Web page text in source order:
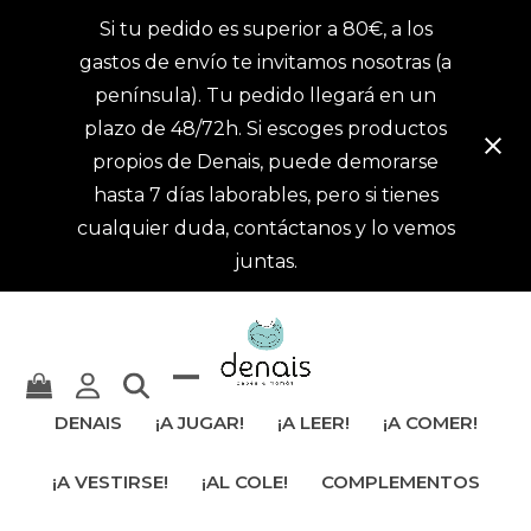
Si tu pedido es superior a 80€, a los
gastos de envío te invitamos nosotras (a
península). Tu pedido llegará en un
plazo de 48/72h. Si escoges productos
propios de Denais, puede demorarse
hasta 7 días laborables, pero si tienes
cualquier duda, contáctanos y lo vemos
juntas.
ocultar
móvil
DENAIS ¡A JUGAR! ¡A LEER! ¡A COMER!
¡A VESTIRSE! ¡AL COLE! COMPLEMENTOS